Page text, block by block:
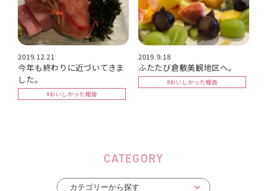
2019.12.21
今年も終わりに近づいてきま
した。
#おいしかった報告
2019.9.18
ふたたび倉敷美観地区へ。
#おいしかった報告
CATEGORY